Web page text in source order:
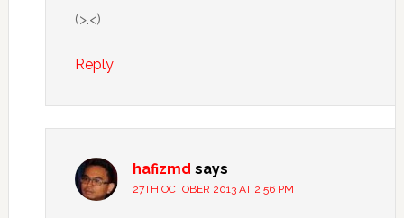
(>.<)
Reply
hafizmd says
27TH OCTOBER 2013 AT 2:56 PM